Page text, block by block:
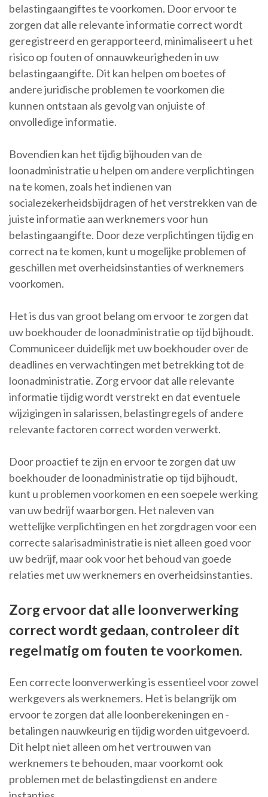
belastingaangiftes te voorkomen. Door ervoor te
zorgen dat alle relevante informatie correct wordt
geregistreerd en gerapporteerd, minimaliseert u het
risico op fouten of onnauwkeurigheden in uw
belastingaangifte. Dit kan helpen om boetes of
andere juridische problemen te voorkomen die
kunnen ontstaan als gevolg van onjuiste of
onvolledige informatie.
Bovendien kan het tijdig bijhouden van de
loonadministratie u helpen om andere verplichtingen
na te komen, zoals het indienen van
socialezekerheidsbijdragen of het verstrekken van de
juiste informatie aan werknemers voor hun
belastingaangifte. Door deze verplichtingen tijdig en
correct na te komen, kunt u mogelijke problemen of
geschillen met overheidsinstanties of werknemers
voorkomen.
Het is dus van groot belang om ervoor te zorgen dat
uw boekhouder de loonadministratie op tijd bijhoudt.
Communiceer duidelijk met uw boekhouder over de
deadlines en verwachtingen met betrekking tot de
loonadministratie. Zorg ervoor dat alle relevante
informatie tijdig wordt verstrekt en dat eventuele
wijzigingen in salarissen, belastingregels of andere
relevante factoren correct worden verwerkt.
Door proactief te zijn en ervoor te zorgen dat uw
boekhouder de loonadministratie op tijd bijhoudt,
kunt u problemen voorkomen en een soepele werking
van uw bedrijf waarborgen. Het naleven van
wettelijke verplichtingen en het zorgdragen voor een
correcte salarisadministratie is niet alleen goed voor
uw bedrijf, maar ook voor het behoud van goede
relaties met uw werknemers en overheidsinstanties.
Zorg ervoor dat alle loonverwerking
correct wordt gedaan, controleer dit
regelmatig om fouten te voorkomen.
Een correcte loonverwerking is essentieel voor zowel
werkgevers als werknemers. Het is belangrijk om
ervoor te zorgen dat alle loonberekeningen en -
betalingen nauwkeurig en tijdig worden uitgevoerd.
Dit helpt niet alleen om het vertrouwen van
werknemers te behouden, maar voorkomt ook
problemen met de belastingdienst en andere